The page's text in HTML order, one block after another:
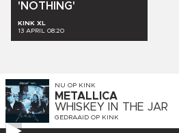
'NOTHING'
KINK XL
13 APRIL 08:20
NU OP KINK
METALLICA
WHISKEY IN THE JAR
GEDRAAID OP KINK